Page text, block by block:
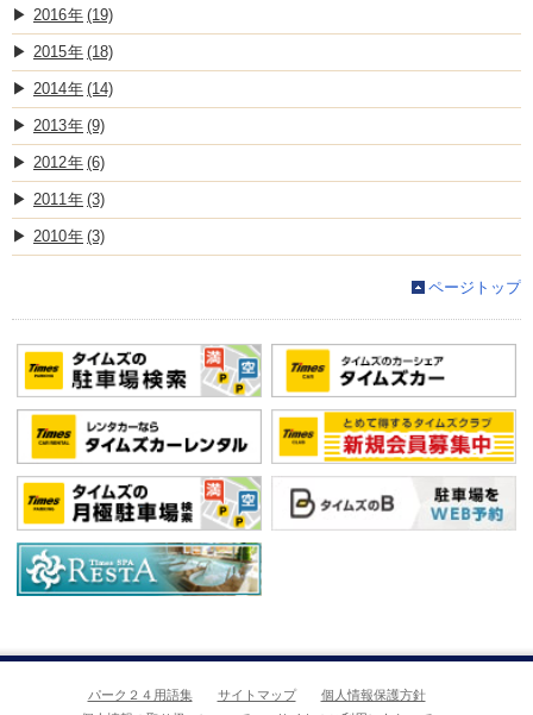
2016 (19)
2015 (18)
2014 (14)
2013 (9)
2012 (6)
2011 (3)
2010 (3)
ページトップ
パーク２４用語集 サイトマップ
個人情報保護方針